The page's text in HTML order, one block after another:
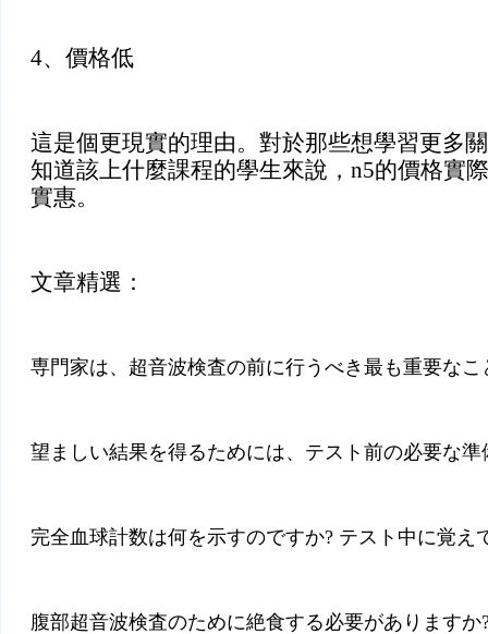
4、價格低
這是個更現實的理由。對於那些想學習更多
知道該上什麼課程的學生來說，n5的價格實
實惠。
文章精選：
専門家は、超音波検査の前に行うべき最も重要な
望ましい結果を得るためには、テスト前の必要な
完全血球計数は何を示すのですか? テスト中に覚え
腹部超音波検査のために絶食する必要がありますか